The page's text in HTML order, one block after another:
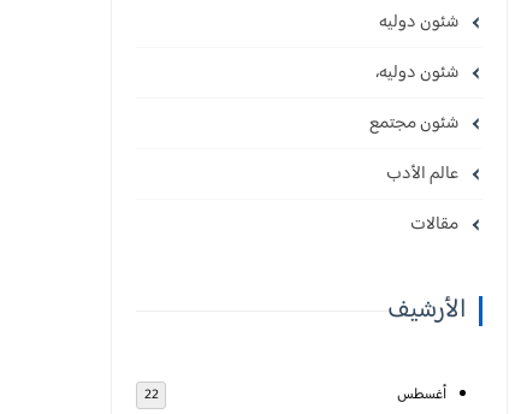
شئون دوليه
شئون دوليه،
شئون مجتمع
عالم الأدب
مقالات
الأرشيف
أغسطس 22